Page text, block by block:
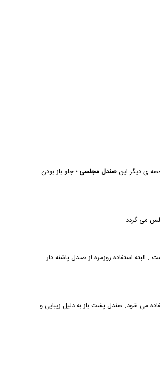
ی دیگر اینصندل مجلسی ؛ جلو باز بودن
می گردد .
است . البته استفاده روزمره از صندل پاشنه دار
می شود. صندل پشت باز به دلیل زیبایی و